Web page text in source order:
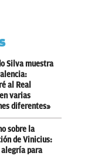
Silva muestra
al Real
varias
diferentes»
sobre la
de Vinicius:
alegría para